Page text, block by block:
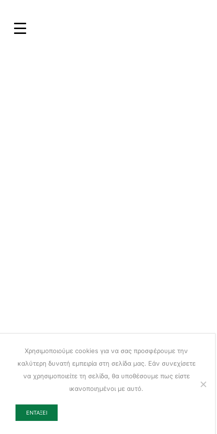
Χρησιμοποιούμε cookies για να σας προσφέρουμε την
καλύτερη δυνατή εμπειρία στη σελίδα μας. Εάν συνεχίσετε
να χρησιμοποιείτε τη σελίδα, θα υποθέσουμε πως είστε
ικανοποιημένοι με αυτό.
ΕΝΤΆΞΕΙ